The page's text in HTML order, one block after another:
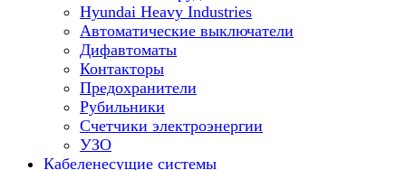
Hyundai Heavy Industries
Автоматические выключатели
Дифавтоматы
Контакторы
Предохранители
Рубильники
Счетчики электроэнергии
УЗО
Кабеленесущие системы